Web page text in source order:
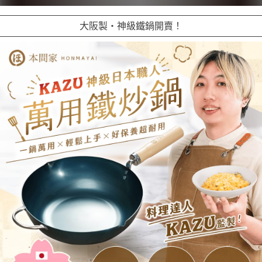
大阪製・神級鐵鍋開賣！